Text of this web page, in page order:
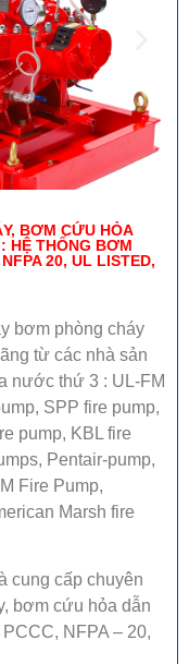
BƠM CỨU HỎA
HỆ THỐNG BƠM
20, UL LISTED,
bơm phòng cháy
từ các nhà sản
nước thứ 3 : UL-FM
SPP fire pump,
pump, KBL fire
Pentair-pump,
Fire Pump,
Marsh fire
cung cấp chuyên
bơm cứu hỏa dẫn
NFPA – 20,